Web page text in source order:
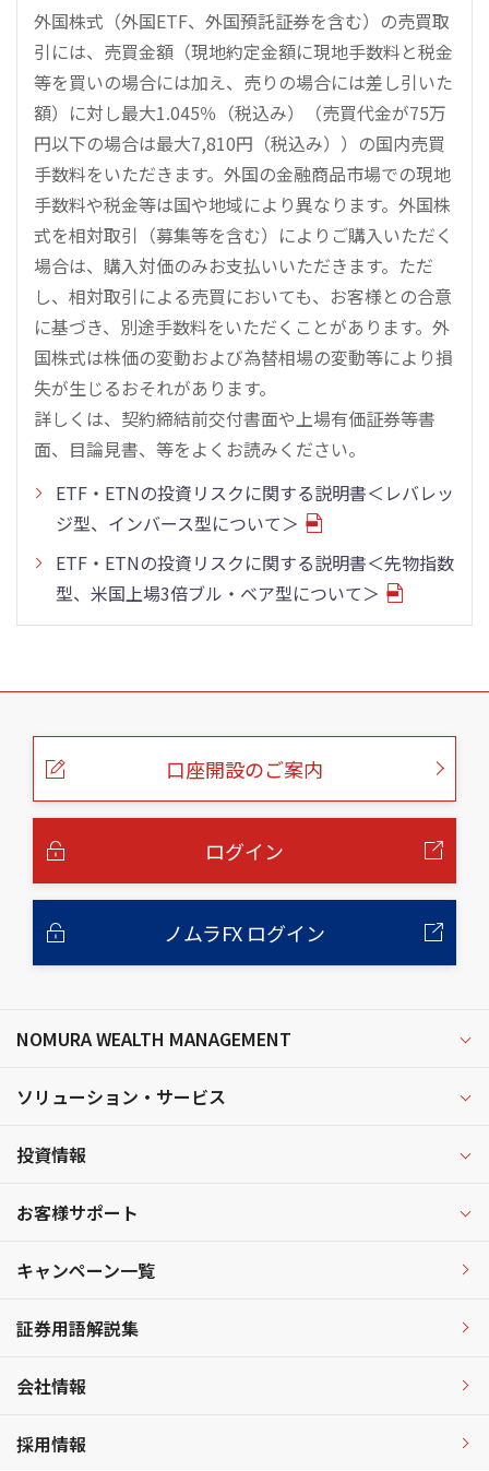
外国株式（外国ETF、外国預託証券を含む）の売買取
引には、売買金額（現地約定金額に現地手数料と税金
等を買いの場合には加え、売りの場合には差し引いた
額）に対し最大1.045％（税込み）（売買代金が75万
円以下の場合は最大7,810円（税込み））の国内売買
手数料をいただきます。外国の金融商品市場での現地
手数料や税金等は国や地域により異なります。外国株
式を相対取引（募集等を含む）によりご購入いただく
場合は、購入対価のみお支払いいただきます。ただ
し、相対取引による売買においても、お客様との合意
に基づき、別途手数料をいただくことがあります。外
国株式は株価の変動および為替相場の変動等により損
失が生じるおそれがあります。
詳しくは、契約締結前交付書面や上場有価証券等書
面、目論見書、等をよくお読みください。
ETF・ETNの投資リスクに関する説明書＜レバレッ
ジ型、インバース型について＞
ETF・ETNの投資リスクに関する説明書＜先物指数
型、米国上場3倍ブル・ベア型について＞
こ
口座開設のご案内
ログイン
ノムラFX ログイン
NOMURA WEALTH MANAGEMENT
ソリューション・サービス
投資情報
お客様サポート
キャンペーン一覧
証券用語解説集
会社情報
採用情報